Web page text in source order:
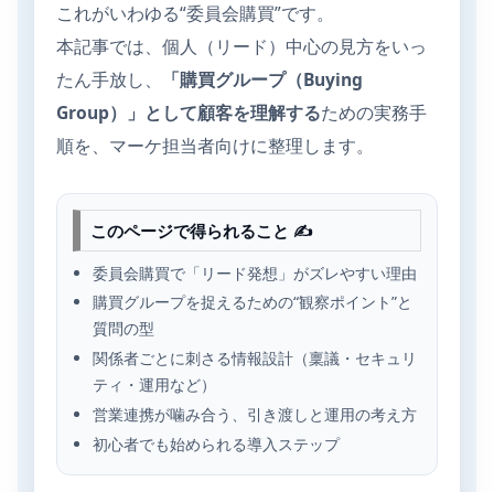
これがいわゆる“委員会購買”です。
本記事では、個人（リード）中心の見方をいっ
たん手放し、
「購買グループ（Buying
Group）」として顧客を理解するための実務手
順を、マーケ担当者向けに整理します。
このページで得られること ✍️
委員会購買で「リード発想」がズレやすい理由
購買グループを捉えるための“観察ポイント”と
質問の型
関係者ごとに刺さる情報設計（稟議・セキュリ
ティ・運用など）
営業連携が噛み合う、引き渡しと運用の考え方
初心者でも始められる導入ステップ